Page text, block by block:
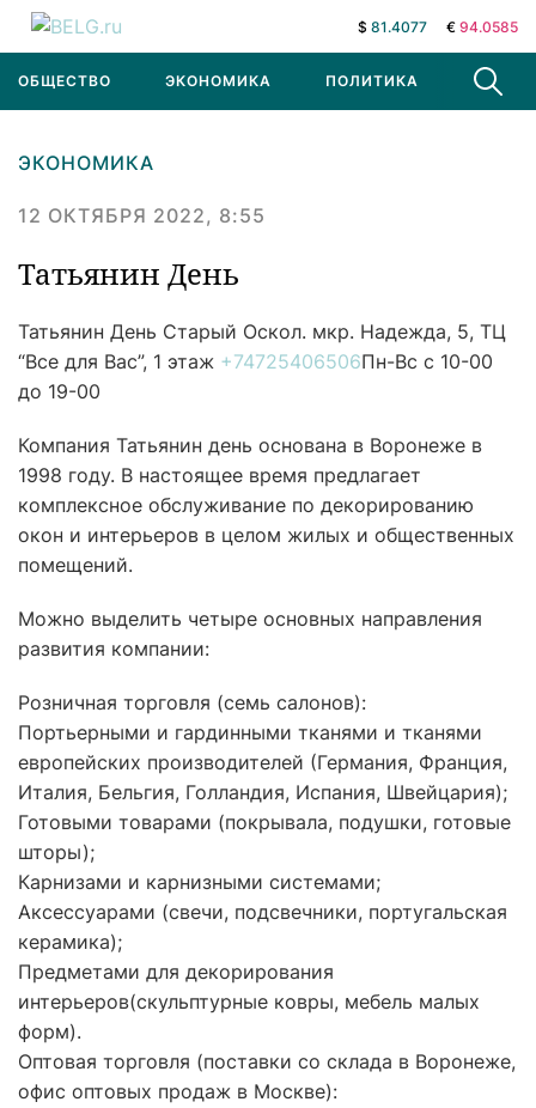
$ 81.4077 € 94.0585
ОБЩЕСТВО ЭКОНОМИКА ПОЛИТИКА В МИРЕ
ЭКОНОМИКА
12 ОКТЯБРЯ 2022, 8:55
Татьянин День
Татьянин День Старый Оскол. мкр. Надежда, 5, ТЦ
“Все для Вас”, 1 этаж +74725406506Пн-Вс с 10-00
до 19-00
Компания Татьянин день основана в Воронеже в
1998 году. В настоящее время предлагает
комплексное обслуживание по декорированию
окон и интерьеров в целом жилых и общественных
помещений.
Можно выделить четыре основных направления
развития компании:
Розничная торговля (семь салонов):
Портьерными и гардинными тканями и тканями
европейских производителей (Германия, Франция,
Италия, Бельгия, Голландия, Испания, Швейцария);
Готовыми товарами (покрывала, подушки, готовые
шторы);
Карнизами и карнизными системами;
Аксессуарами (свечи, подсвечники, португальская
керамика);
Предметами для декорирования
интерьеров(скульптурные ковры, мебель малых
форм).
Оптовая торговля (поставки со склада в Воронеже,
офис оптовых продаж в Москве):